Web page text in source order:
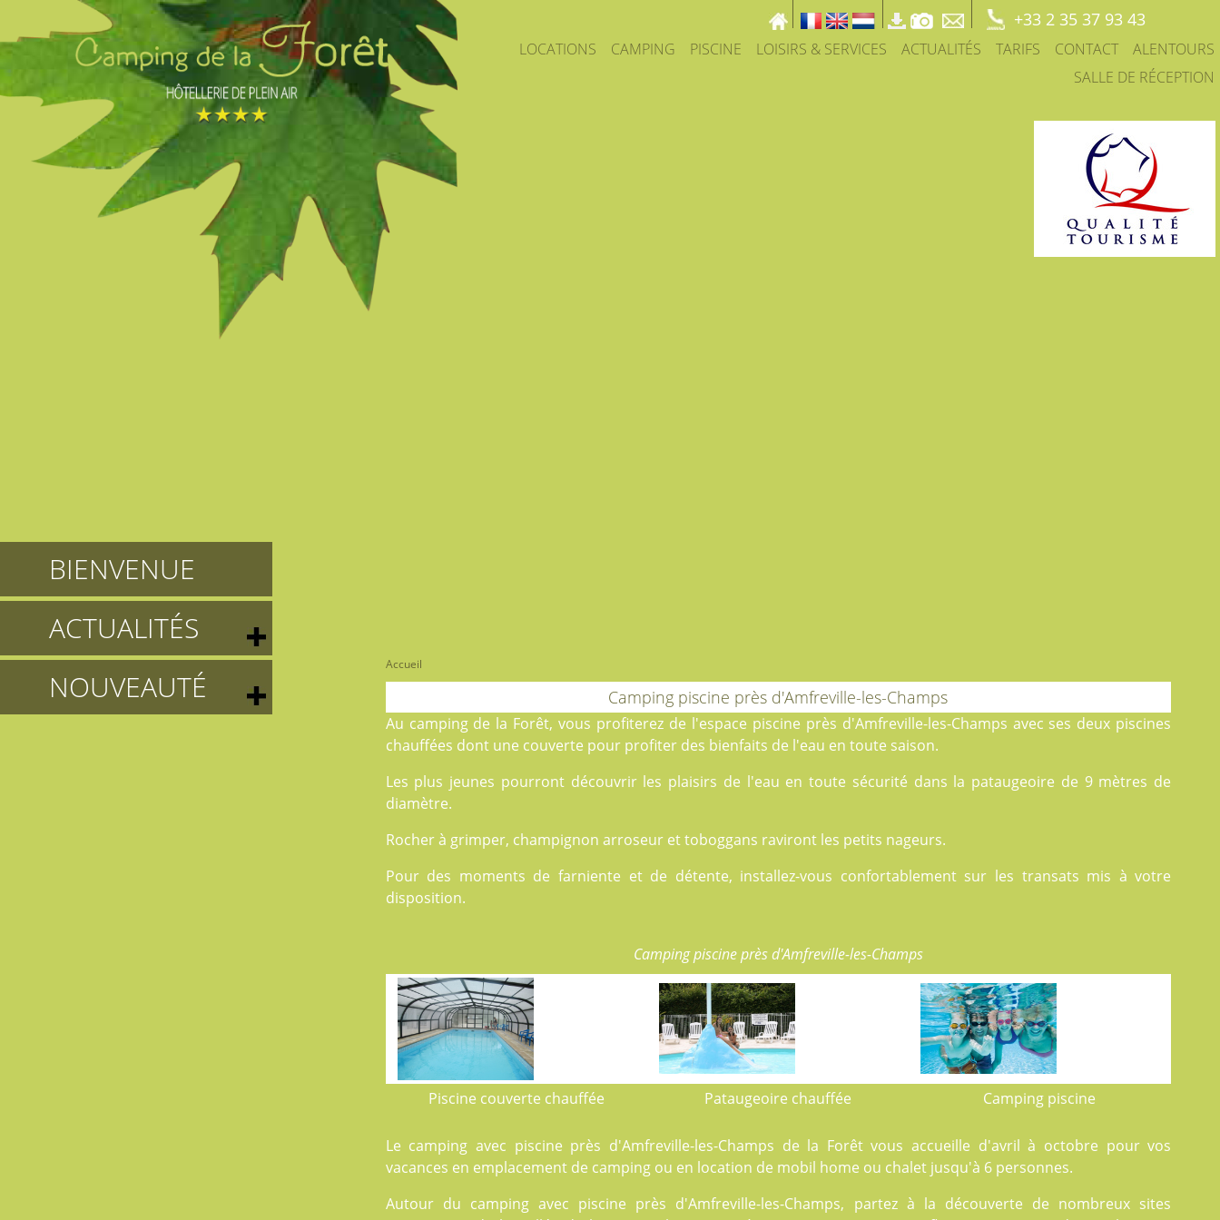
+33 2 35 37 93 43
LOCATIONS CAMPING PISCINE LOISIRS & SERVICES ACTUALITÉS TARIFS CONTACT
ALENTOURS
SALLE DE RÉCEPTION
BIENVENUE
ACTUALITÉS
NOUVEAUTÉ
Accueil
Camping piscine près d'Amfreville-les-Champs
Au camping de la Forêt, vous profiterez de l'espace piscine près d'Amfreville-les-Champs avec ses deux piscines
chauffées dont une couverte pour profiter des bienfaits de l'eau en toute saison.
Les plus jeunes pourront découvrir les plaisirs de l'eau en toute sécurité dans la pataugeoire de 9 mètres de
diamètre.
Rocher à grimper, champignon arroseur et toboggans raviront les petits nageurs.
Pour des moments de farniente et de détente, installez-vous confortablement sur les transats mis à votre
disposition.
Camping piscine près d'Amfreville-les-Champs
Piscine couverte chauffée Pataugeoire chauffée Camping piscine
Le camping avec piscine près d'Amfreville-les-Champs de la Forêt vous accueille d'avril à octobre pour vos
vacances en emplacement de campingou en location de mobil home ou chalet jusqu'à 6 personnes.
Autour du camping avec piscine près d'Amfreville-les-Champs, partez à la découverte de nombreux sites